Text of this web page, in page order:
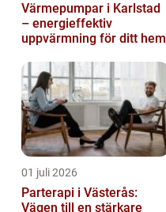
Värmepumpar i Karlstad
– energieffektiv
uppvärmning för ditt hem
01 juli 2026
Parterapi i Västerås:
Vägen till en stärkare